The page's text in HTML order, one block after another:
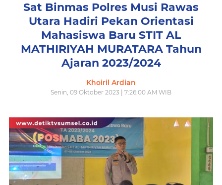
Sat Binmas Polres Musi Rawas
Utara Hadiri Pekan Orientasi
Mahasiswa Baru STIT AL
MATHIRIYAH MURATARA Tahun
Ajaran 2023/2024
Khoiril Ardian
Senin, 09 Oktober 2023 | 7:26:00 AM WIB